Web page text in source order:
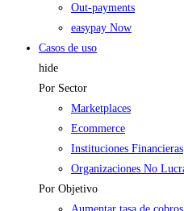
Out-payments
easypay Now
Casos de uso
hide
Por Sector
Marketplaces
Ecommerce
Instituciones Financieras
Organizaciones No
Por Objetivo